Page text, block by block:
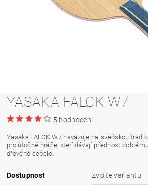
YASAKA FALCK W7
5 hodnocení
Yasaka FALCK W7 navazuje na švédskou
pro útočné hráče, kteří dávají přednost
dřevěné čepele.
Dostupnost
Zvolte variantu